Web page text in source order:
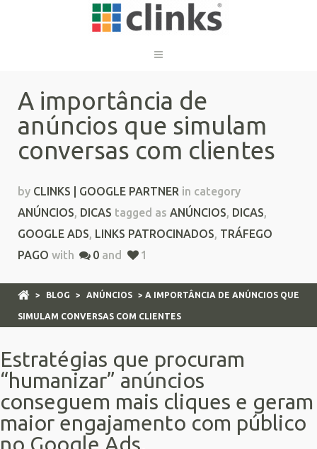
A importância de
anúncios que simulam
conversas com clientes
by CLINKS | GOOGLE PARTNER in category
ANÚNCIOS, DICAS tagged as ANÚNCIOS, DICAS,
GOOGLE ADS, LINKS PATROCINADOS, TRÁFEGO
PAGO with 0 and 1
> BLOG > ANÚNCIOS > A IMPORTÂNCIA DE ANÚNCIOS QUE
SIMULAM CONVERSAS COM CLIENTES
Estratégias que procuram
“humanizar” anúncios
conseguem mais cliques e geram
maior engajamento com público
no Google Ads.